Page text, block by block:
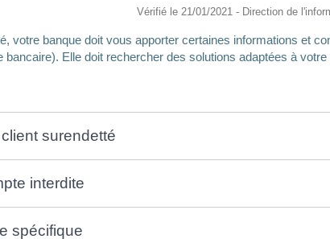
Vérifié le 21/01/2021 - Direction de
votre banque doit vous apporter certaines informations et
bancaire). Elle doit rechercher des solutions adaptées à
surendetté
interdite
spécifique